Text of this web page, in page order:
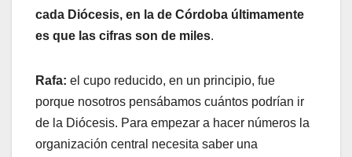
cada Diócesis, en la de Córdoba últimamente
es que las cifras son de miles.
Rafa: el cupo reducido, en un principio, fue
porque nosotros pensábamos cuántos podrían ir
de la Diócesis. Para empezar a hacer números la
organización central necesita saber una